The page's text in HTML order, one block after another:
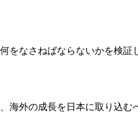
なさねばならないかを検証
外の成長を日本に取り込む